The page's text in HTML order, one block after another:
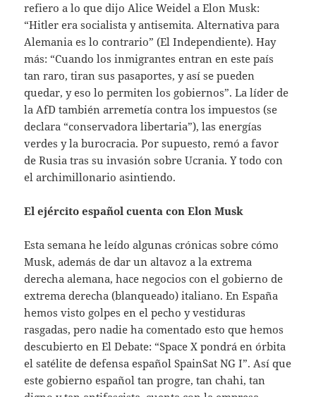
refiero a lo que dijo Alice Weidel a Elon Musk:
“Hitler era socialista y antisemita. Alternativa para
Alemania es lo contrario” (El Independiente). Hay
más: “Cuando los inmigrantes entran en este país
tan raro, tiran sus pasaportes, y así se pueden
quedar, y eso lo permiten los gobiernos”. La líder de
la AfD también arremetía contra los impuestos (se
declara “conservadora libertaria”), las energías
verdes y la burocracia. Por supuesto, remó a favor
de Rusia tras su invasión sobre Ucrania. Y todo con
el archimillonario asintiendo.
El ejército español cuenta con Elon Musk
Esta semana he leído algunas crónicas sobre cómo
Musk, además de dar un altavoz a la extrema
derecha alemana, hace negocios con el gobierno de
extrema derecha (blanqueado) italiano. En España
hemos visto golpes en el pecho y vestiduras
rasgadas, pero nadie ha comentado esto que hemos
descubierto en El Debate: “Space X pondrá en órbita
el satélite de defensa español SpainSat NG I”. Así que
este gobierno español tan progre, tan chahi, tan